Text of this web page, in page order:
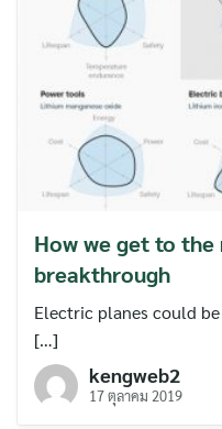
How we get to
breakthrough
Electric planes could
[…]
kengweb2
17 ตุลาคม 2019